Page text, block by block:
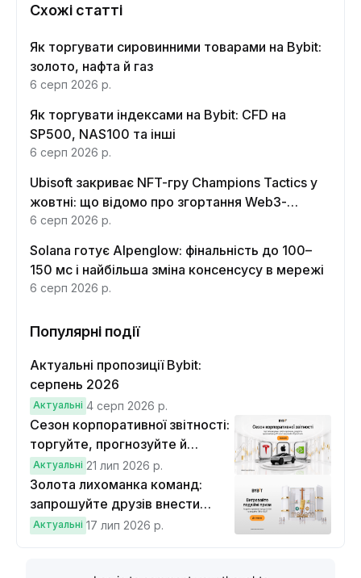
Схожі статті
Як торгувати сировинними товарами на Bybit:
золото, нафта й газ
6 серп 2026 р.
Як торгувати індексами на Bybit: CFD на
SP500, NAS100 та інші
6 серп 2026 р.
Ubisoft закриває NFT-гру Champions Tactics у
жовтні: що відомо про згортання Web3-
функцій
6 серп 2026 р.
Solana готує Alpenglow: фінальність до 100–
150 мс і найбільша зміна консенсусу в мережі
6 серп 2026 р.
Популярні події
Актуальні пропозиції Bybit:
серпень 2026
Актуальні 4 серп 2026 р.
Сезон корпоративної звітності:
торгуйте, прогнозуйте й
вигравайте Cybertruck
Актуальні 21 лип 2026 р.
Золота лихоманка команд:
запрошуйте друзів внести
депозит на $100 і торгувати на
Актуальні 17 лип 2026 р.